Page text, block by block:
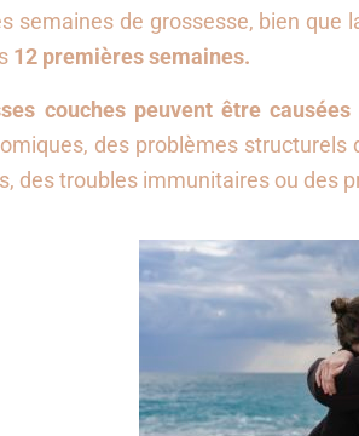
semaines de grossesse, bien que
12 premières semaines.
couches peuvent être
des problèmes structurels
des troubles immunitaires ou des